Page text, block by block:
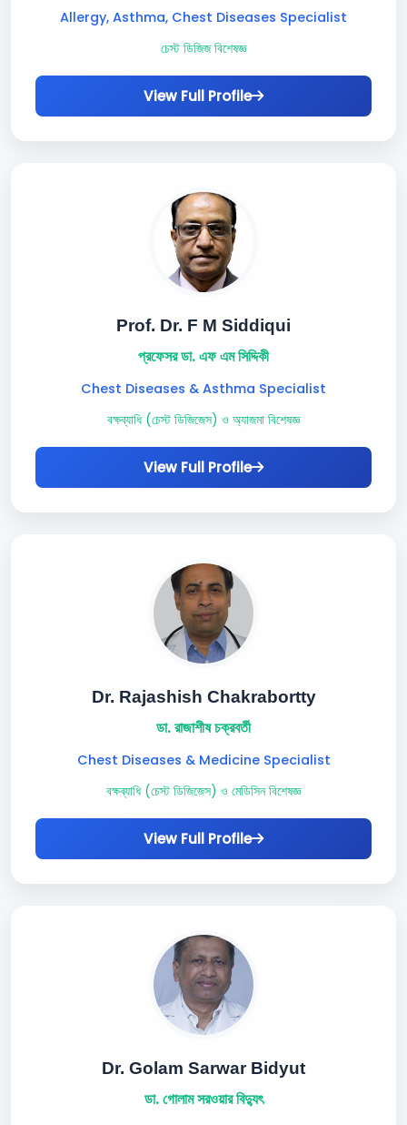
Allergy, Asthma, Chest Diseases Specialist
চেস্ট ডিজিজ বিশেষজ্ঞ
View Full Profile
Prof. Dr. F M Siddiqui
প্রফেসর ডা. এফ এম সিদ্দিকী
Chest Diseases & Asthma Specialist
বক্ষব্যাধি (চেস্ট ডিজিজেস) ও অ্যাজমা বিশেষজ্ঞ
View Full Profile
Dr. Rajashish Chakrabortty
ডা. রাজাশীষ চক্রবর্তী
Chest Diseases & Medicine Specialist
বক্ষব্যাধি (চেস্ট ডিজিজেস) ও মেডিসিন বিশেষজ্ঞ
View Full Profile
Dr. Golam Sarwar Bidyut
ডা. গোলাম সরওয়ার বিদ্যুৎ